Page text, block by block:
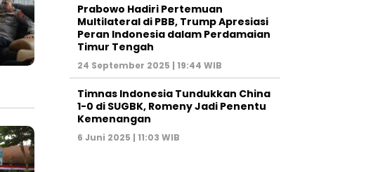
Prabowo Hadiri Pertemuan
Multilateral di PBB, Trump Apresiasi
Peran Indonesia dalam Perdamaian
Timur Tengah
24 September 2025 | 19:44 WIB
Timnas Indonesia Tundukkan China
1-0 di SUGBK, Romeny Jadi Penentu
Kemenangan
6 Juni 2025 | 11:03 WIB